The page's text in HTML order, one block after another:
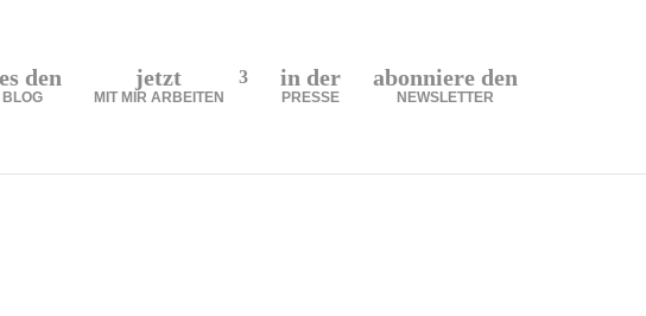
den
BLOG
jetzt
MIT MIR ARBEITEN
in der
PRESSE
abonniere den
NEWSLETTER